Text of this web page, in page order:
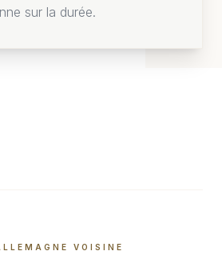
sur la durée.
VOISINE